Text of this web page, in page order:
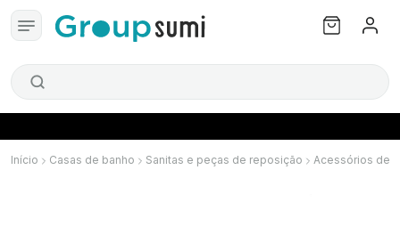
Início Casas de banho Sanitas e peças de reposição Acessórios de